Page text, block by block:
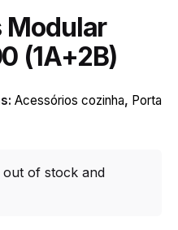
Modular
(1A+2B)
Acessórios cozinha, Porta
of stock and